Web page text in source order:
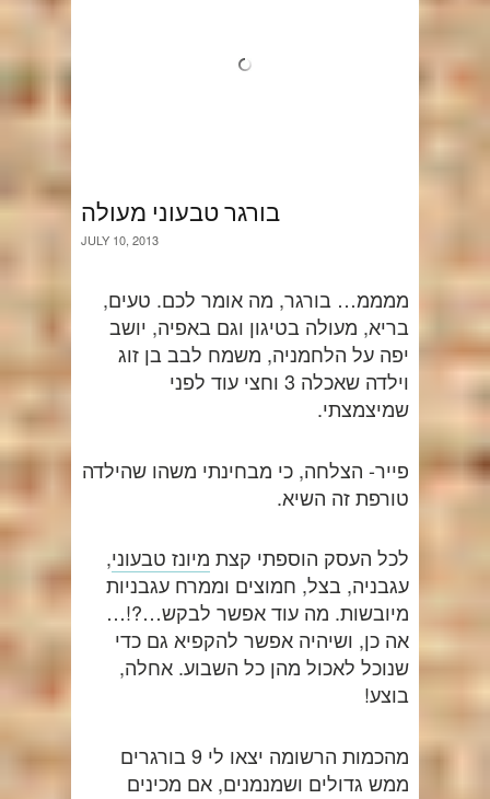
בורגר טבעוני מעולה
JULY 10, 2013
ממממ… בורגר, מה אומר לכם. טעים,
בריא, מעולה בטיגון וגם באפיה, יושב
יפה על הלחמניה, משמח לבב בן זוג
וילדה שאכלה 3 וחצי עוד לפני
שמיצמצתי.
פייר- הצלחה, כי מבחינתי משהו שהילדה
טורפת זה השיא.
לכל העסק הוספתי קצת מיונז טבעוני,
עגבניה, בצל, חמוצים וממרח עגבניות
מיובשות. מה עוד אפשר לבקש…?!…
אה כן, ושיהיה אפשר להקפיא גם כדי
שנוכל לאכול מהן כל השבוע. אחלה,
בוצע!
מהכמות הרשומה יצאו לי 9 בורגרים
ממש גדולים ושמנמנים, אם מכינים